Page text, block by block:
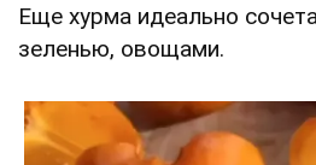
Еще хурма идеально
зеленью, овощами.